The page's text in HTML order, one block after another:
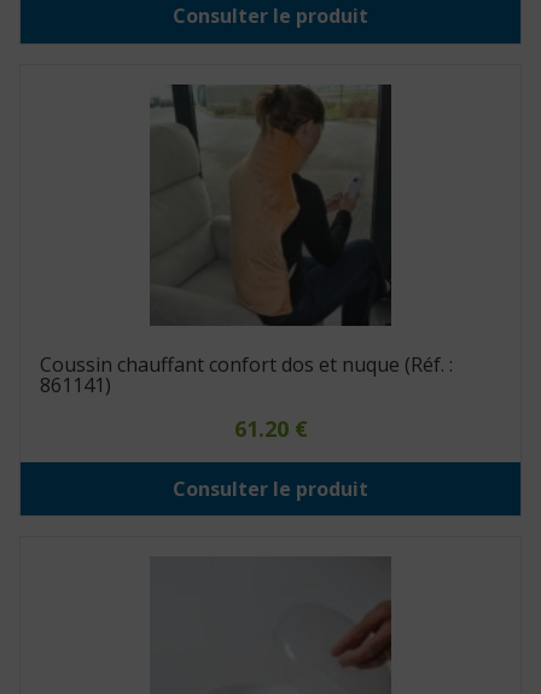
Consulter le produit
Coussin chauffant confort dos et nuque (Réf. :
861141)
61.20 €
Consulter le produit